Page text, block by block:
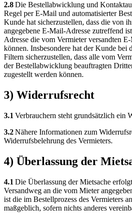
2.8Die Bestellabwicklung und
Regel per E-Mail und automatisierter
Kunde hat sicherzustellen, dass die von
angegebene E-Mail-Adresse zutreffend
Adresse die vom Vermieter versandten
können. Insbesondere hat der Kunde bei
Filtern sicherzustellen, dass alle vom
der Bestellabwicklung beauftragten
zugestellt werden können.
3) Widerrufsrecht
3.1 Verbrauchern steht grundsätzlich ein
3.2Nähere Informationen zum
Widerrufsbelehrung des Vermieters.
4) Überlassung der
4.1 Die Überlassung der Mietsache
Versandweg an die vom Mieter
ist die im Bestellprozess des Vermieters
maßgeblich, sofern nichts anderes